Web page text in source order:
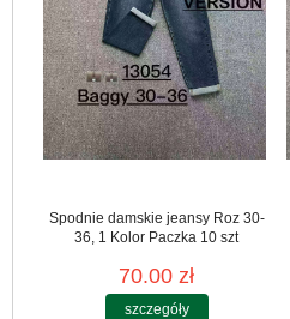
Spodnie damskie jeansy Roz 30-
36, 1 Kolor Paczka 10 szt
70.00 zł
szczegóły